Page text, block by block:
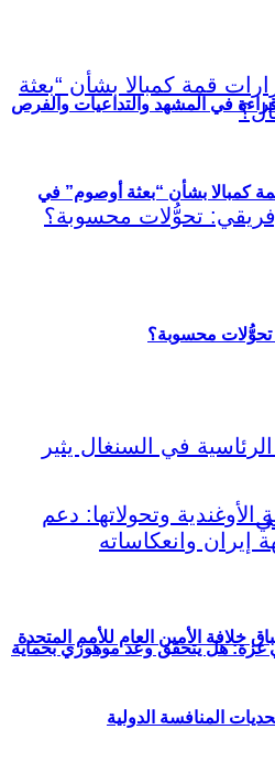
في المشهد والتداعيات والفرص
تحوُّلات محسوبة؟
خلافة الأمين العام للأمم المتحدة
المنافسة الدولية
كمبالا بشأن “بعثة أوصوم” في
في غزة: هل يتحقق وعد موهوزي بحماية